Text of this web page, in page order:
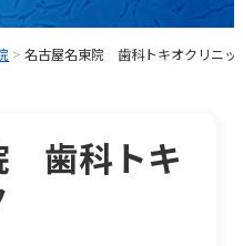
>名古屋名東院 歯科トキオクリニッ
歯科トキ